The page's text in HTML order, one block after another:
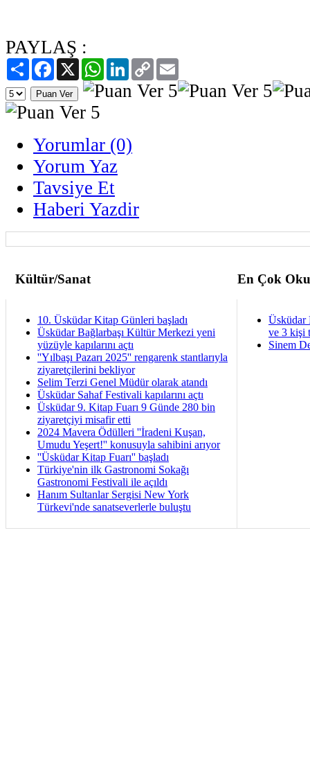
PAYLAŞ :
PaylaşFacebook
X WhatsAppLinkedIn
Copy
Link
Yorumlar (0)
Yorum Yaz
Tavsiye Et
Haberi Yazdir
Kültür/Sanat En Çok
10. Üsküdar Kitap Günleri başladı
Üsküdar Bağlarbaşı Kültür Merkezi yeni
yüzüyle kapılarını açtı
''Yılbaşı Pazarı 2025'' rengarenk stantlarıyla
ziyaretçilerini bekliyor
Selim Terzi Genel Müdür olarak atandı
Üsküdar Sahaf Festivali kapılarını açtı
Üsküdar 9. Kitap Fuarı 9 Günde 280 bin
ziyaretçiyi misafir etti
2024 Mavera Ödülleri ''İradeni Kuşan,
Umudu Yeşert!'' konusuyla sahibini arıyor
''Üsküdar Kitap Fuarı'' başladı
Türkiye'nin ilk Gastronomi Sokağı
Gastronomi Festivali ile açıldı
Hanım Sultanlar Sergisi New York
Türkevi'nde sanatseverlerle buluştu
Üsküdar
ve 3 kişi
Sinem